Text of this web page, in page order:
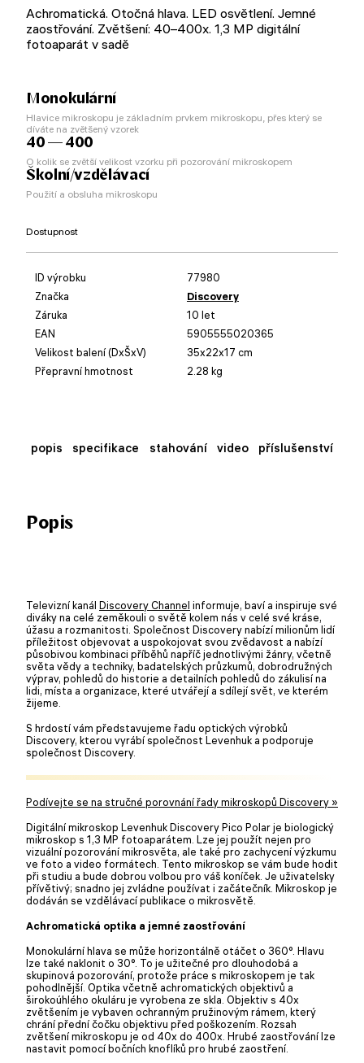
Achromatická. Otočná hlava. LED osvětlení. Jemné
zaostřování. Zvětšení: 40–400x. 1,3 MP digitální
fotoaparát v sadě
Monokulární
Hlavice mikroskopu je základním prvkem mikroskopu, přes který se
díváte na zvětšený vzorek
40 — 400
O kolik se zvětší velikost vzorku při pozorování mikroskopem
Školní/vzdělávací
Použití a obsluha mikroskopu
Dostupnost
ID výrobku
77980
Značka
Discovery
Záruka
10 let
EAN
5905555020365
Velikost balení (DxŠxV)
35x22x17 cm
Přepravní hmotnost
2.28 kg
popis specifikace stahování video příslušenství
Popis
Televizní kanál Discovery Channel informuje, baví a inspiruje své
diváky na celé zeměkouli o světě kolem nás v celé své kráse,
úžasu a rozmanitosti. Společnost Discovery nabízí milionům lidí
příležitost objevovat a uspokojovat svou zvědavost a nabízí
působivou kombinaci příběhů napříč jednotlivými žánry, včetně
světa vědy a techniky, badatelských průzkumů, dobrodružných
výprav, pohledů do historie a detailních pohledů do zákulisí na
lidi, místa a organizace, které utvářejí a sdílejí svět, ve kterém
žijeme.
S hrdostí vám představujeme řadu optických výrobků
Discovery, kterou vyrábí společnost Levenhuk a podporuje
společnost Discovery.
Podívejte se na stručné porovnání řady mikroskopů Discovery »
Digitální mikroskop Levenhuk Discovery Pico Polar je biologický
mikroskop s 1,3 MP fotoaparátem. Lze jej použít nejen pro
vizuální pozorování mikrosvěta, ale také pro zachycení výzkumu
ve foto a video formátech. Tento mikroskop se vám bude hodit
při studiu a bude dobrou volbou pro váš koníček. Je uživatelsky
přívětivý; snadno jej zvládne používat i začátečník. Mikroskop je
dodáván se vzdělávací publikace o mikrosvětě.
Achromatická optika a jemné zaostřování
Monokulární hlava se může horizontálně otáčet o 360°. Hlavu
lze také naklonit o 30°. To je užitečné pro dlouhodobá a
skupinová pozorování, protože práce s mikroskopem je tak
pohodlnější. Optika včetně achromatických objektivů a
širokoúhlého okuláru je vyrobena ze skla. Objektiv s 40x
zvětšením je vybaven ochranným pružinovým rámem, který
chrání přední čočku objektivu před poškozením. Rozsah
zvětšení mikroskopu je od 40x do 400x. Hrubé zaostřování lze
nastavit pomocí bočních knoflíků pro hrubé zaostření.